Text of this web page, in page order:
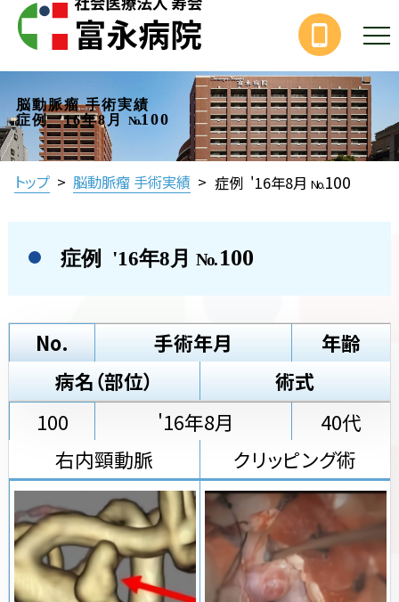
脳動脈瘤 手術実績
症例 '16年8月
No.100
トップ > 脳動脈瘤 手術実績 > 症例 '16年8月 No.100
症例 '16年8月 No.100
No. 手術年月
年齢
病名（部位）
術式
100
'16年8月
40代
右内頸動脈
クリッピング術